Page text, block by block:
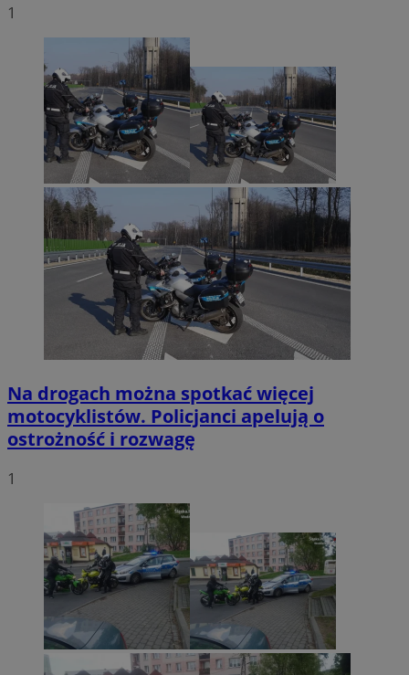
1
Na drogach można spotkać więcej
motocyklistów. Policjanci apelują o
ostrożność i rozwagę
1